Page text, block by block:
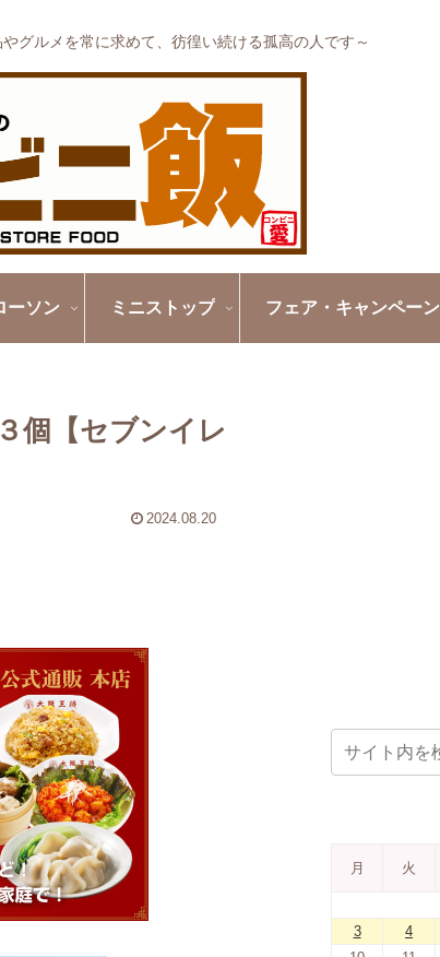
グルメを常に求めて、彷徨い続ける孤高の人です～
ーソン ミニストップ フェア・キャンペーン
個【セブンイレ
2024.08.20
月 火
3
4